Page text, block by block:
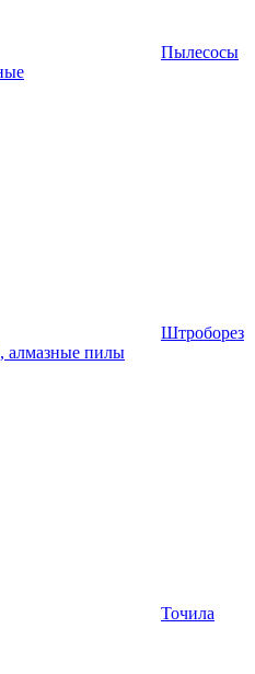
Пылесосы
Штроборез
алмазные пилы
Точила